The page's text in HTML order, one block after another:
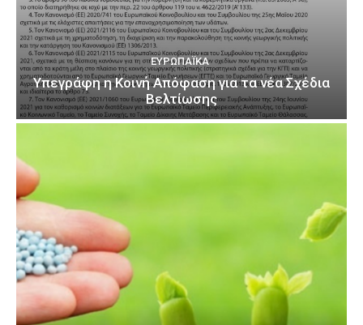
ΕΥΡΩΠΑΪΚΆ
Υπεγράφη η Κοινή Απόφαση για τα νέα Σχέδια
Βελτίωσης